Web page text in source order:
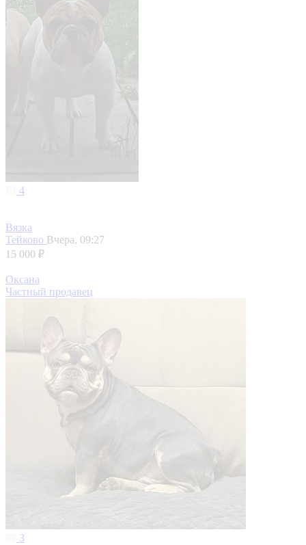
4
Вязка
Тейково Вчера, 09:27
15 000 ₽
Оксана
Частный продавец
3